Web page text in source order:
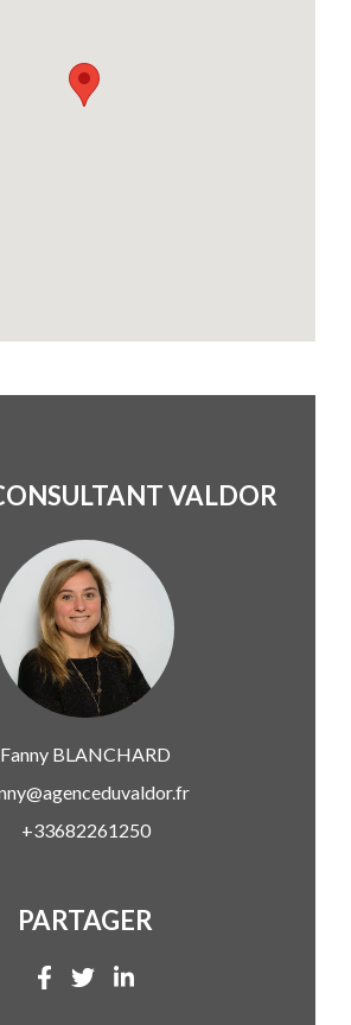
VALDOR
Fanny BLANCHARD
+33682261250
PARTAGER